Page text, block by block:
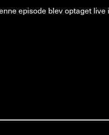
episode blev optaget